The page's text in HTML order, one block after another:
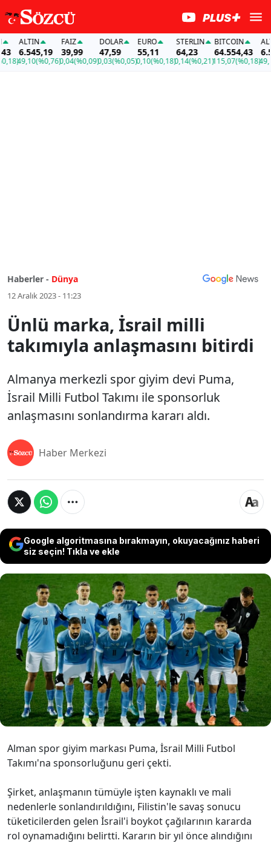
ALTIN
6.545,19
49,10(%0,76)
FAİZ
39,99
0,04(%0,09)
DOLAR
47,59
0,03(%0,05)
EURO
55,11
0,10(%0,18)
STERLIN
64,23
0,14(%0,21)
BITCOIN
64.554,43
115,07(%0,18)49,10
Haberler - Dünya
12 Aralık 2023 - 11:23
Ünlü marka, İsrail milli
takımıyla anlaşmasını bitirdi
Almanya merkezli spor giyim devi Puma,
İsrail Milli Futbol Takımı ile sponsorluk
anlaşmasını sonlandırma kararı aldı.
Haber Merkezi
Google algoritmasına bırakmayın, okuyacağınız haberi
siz seçin! Tıkla ve ekle
Almanya merkezli spor giyim devi
Puma, İsrail Milli Futbol Takımı ile
sponsorluk anlaşmasını sonlandırma
kararı aldı.
Alman spor giyim markası Puma, İsrail Milli Futbol
Takımı'na sponsorluğunu geri çekti.
Şirket, anlaşmanın tümüyle işten kaynaklı ve mali
nedenlerle sonlandırıldığını, Filistin'le savaş sonucu
tüketicilerden gelen İsrail'i boykot çağılarının kararda
rol oynamadığını belirtti. Kararın bir yıl önce alındığını